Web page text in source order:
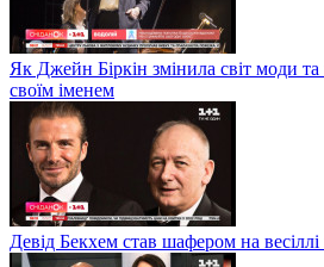
Як Джейн Біркін змінила світ моди
своїм іменем
Девід Бекхем став шафером на весіллі